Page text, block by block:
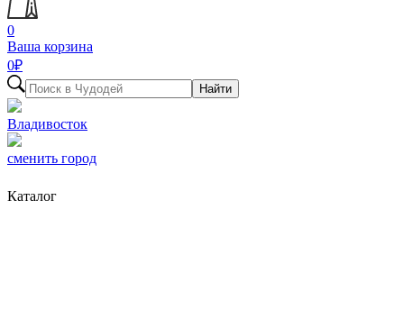
0
Ваша корзина
0₽
Найти
Владивосток
сменить город
Каталог